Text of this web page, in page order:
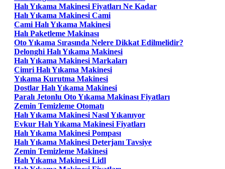
Halı Yıkama Makinesi Fiyatları Ne Kadar
Halı Yıkama Makinesi Cami
Cami Halı Yıkama Makinesi
Halı Paketleme Makinası
Oto Yıkama Sırasında Nelere Dikkat Edilmelidir?
Delonghi Halı Yıkama Makinesi
Halı Yıkama Makinesi Markaları
Cimri Halı Yıkama Makinesi
Yıkama Kurutma Makinesi
Dostlar Halı Yıkama Makinesi
Paralı Jetonlu Oto Yıkama Makinası Fiyatları
Zemin Temizleme Otomatı
Halı Yıkama Makinesi Nasıl Yıkanıyor
Evkur Halı Yıkama Makinesi Fiyatları
Halı Yıkama Makinesi Pompası
Halı Yıkama Makinesi Deterjanı Tavsiye
Zemin Temizleme Makinesi
Halı Yıkama Makinesi Lidl